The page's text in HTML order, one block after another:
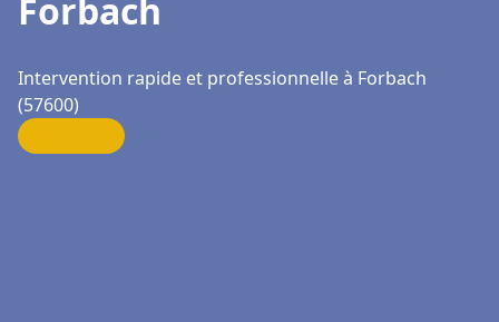
Forbach
Intervention rapide et professionnelle à Forbach
(57600)